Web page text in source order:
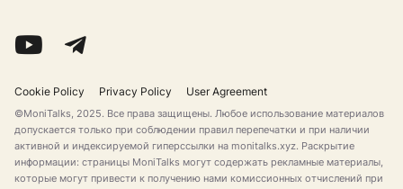
Cookie Policy Privacy Policy User Agreement
©MoniTalks, 2025. Все права защищены. Любое использование материалов
допускается только при соблюдении правил перепечатки и при наличии
активной и индексируемой гиперссылки на monitalks.xyz. Раскрытие
информации: страницы MoniTalks могут содержать рекламные материалы,
которые могут привести к получению нами комиссионных отчислений при